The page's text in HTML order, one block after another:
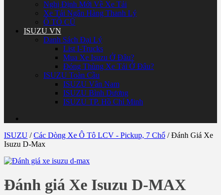
Nghị Định Mới Về Xe Tải
Xe Tải Ngân Hàng Thanh Lý
Ô TÔ CŨ
ISUZU VN
Danh Sách Đại Lý
List I-Trucks
Mua Xe Isuzu Ở Đâu?
Đóng Thùng Xe Tải Ở Đâu?
ISUZU Toàn Cầu
ISUZU Vân Nam
ISUZU Bình Dương
ISUZU TP. Hồ Chí Minh
ISUZU /Các Dòng Xe Ô Tô LCV - Pickup, 7 Chổ /Đánh Giá Xe
Isuzu D-Max
Đánh giá Xe Isuzu D-MAX